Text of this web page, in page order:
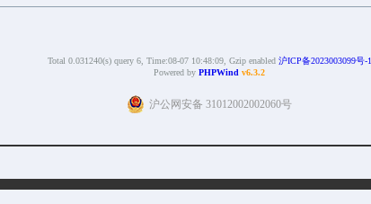
Total 0.031240(s) query 6, Time:08-07 10:48:09, Gzip enabled 沪ICP备2023003099号-1
Powered by PHPWind v6.3.2
沪公网安备 31012002002060号